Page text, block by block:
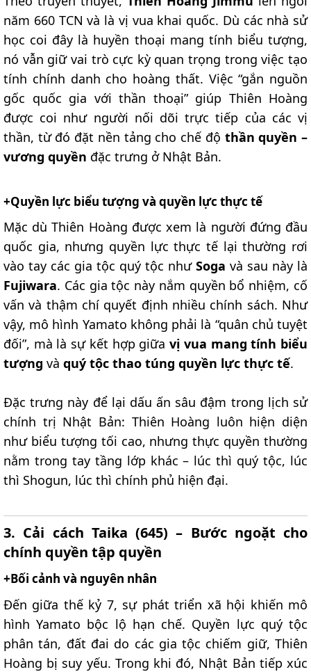
năm 660 TCN và là vị vua khai quốc. Dù các nhà sử
học coi đây là huyền thoại mang tính biểu tượng,
nó vẫn giữ vai trò cực kỳ quan trọng trong việc tạo
tính chính danh cho hoàng thất. Việc “gắn nguồn
gốc quốc gia với thần thoại” giúp Thiên Hoàng
được coi như người nối dõi trực tiếp của các vị
thần, từ đó đặt nền tảng cho chế độ thần quyền –
vương quyền đặc trưng ở Nhật Bản.
+Quyền lực biểu tượng và quyền lực thực tế​
Mặc dù Thiên Hoàng được xem là người đứng đầu
quốc gia, nhưng quyền lực thực tế lại thường rơi
vào tay các gia tộc quý tộc như Soga và sau này là
Fujiwara. Các gia tộc này nắm quyền bổ nhiệm, cố
vấn và thậm chí quyết định nhiều chính sách. Như
vậy, mô hình Yamato không phải là “quân chủ tuyệt
đối”, mà là sự kết hợp giữavị vua mang tính biểu
tượng và quý tộc thao túng quyền lực thực tế.
Đặc trưng này để lại dấu ấn sâu đậm trong lịch sử
chính trị Nhật Bản: Thiên Hoàng luôn hiện diện
như biểu tượng tối cao, nhưng thực quyền thường
nằm trong tay tầng lớp khác – lúc thì quý tộc, lúc
thì Shogun, lúc thì chính phủ hiện đại.
3. Cải cách Taika (645) – Bước ngoặt cho
chính quyền tập quyền​
+Bối cảnh và nguyên nhân​
Đến giữa thế kỷ 7, sự phát triển xã hội khiến mô
hình Yamato bộc lộ hạn chế. Quyền lực quý tộc
phân tán, đất đai do các gia tộc chiếm giữ, Thiên
Hoàng bị suy yếu. Trong khi đó, Nhật Bản tiếp xúc